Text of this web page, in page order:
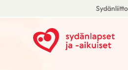
Sydänliitto